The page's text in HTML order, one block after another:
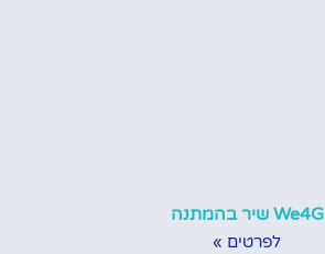
We4G שיר בהמתנה
לפרטים »